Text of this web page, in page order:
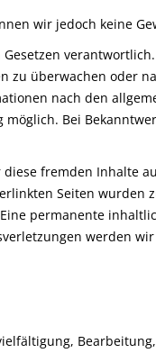
wir jedoch keine
zu überwachen oder
nach den
Bei
fremden Inhalte
Seiten wurden
permanente
werden